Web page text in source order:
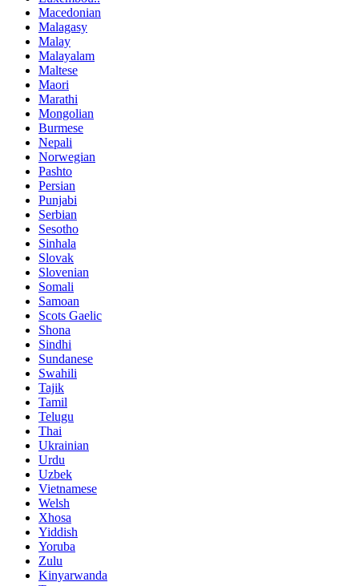
Macedonian
Malagasy
Malay
Malayalam
Maltese
Maori
Marathi
Mongolian
Burmese
Nepali
Norwegian
Pashto
Persian
Punjabi
Serbian
Sesotho
Sinhala
Slovak
Slovenian
Somali
Samoan
Scots Gaelic
Shona
Sindhi
Sundanese
Swahili
Tajik
Tamil
Telugu
Thai
Ukrainian
Urdu
Uzbek
Vietnamese
Welsh
Xhosa
Yiddish
Yoruba
Zulu
Kinyarwanda